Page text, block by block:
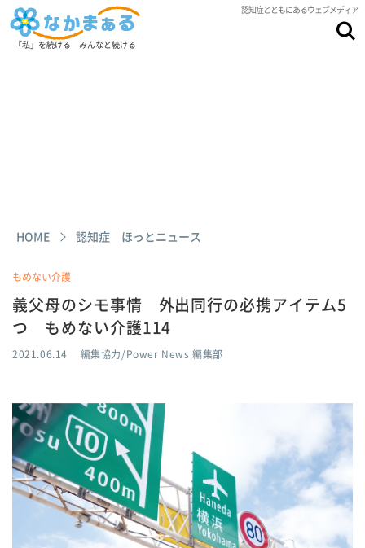
認知症とともにあるウェブメディア
「私」を続ける みんなと続ける
HOME 認知症 ほっとニュース
もめない介護
義父母のシモ事情 外出同行の必携アイテム5
つ もめない介護114
2021.06.14 編集協力/Power News 編集部